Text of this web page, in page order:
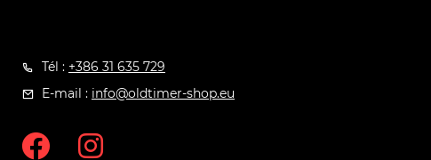
Tél : +386 31 635 729
E-mail : info@oldtimer-shop.eu